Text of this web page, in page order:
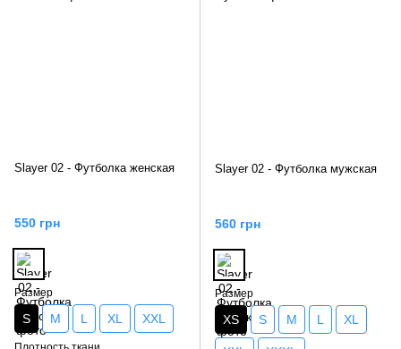
Slayer 02 - Футболка женская
550 грн
Размер
S M L XL XXL
Slayer 02 - Футболка мужская
560 грн
Размер
XS S M L XL